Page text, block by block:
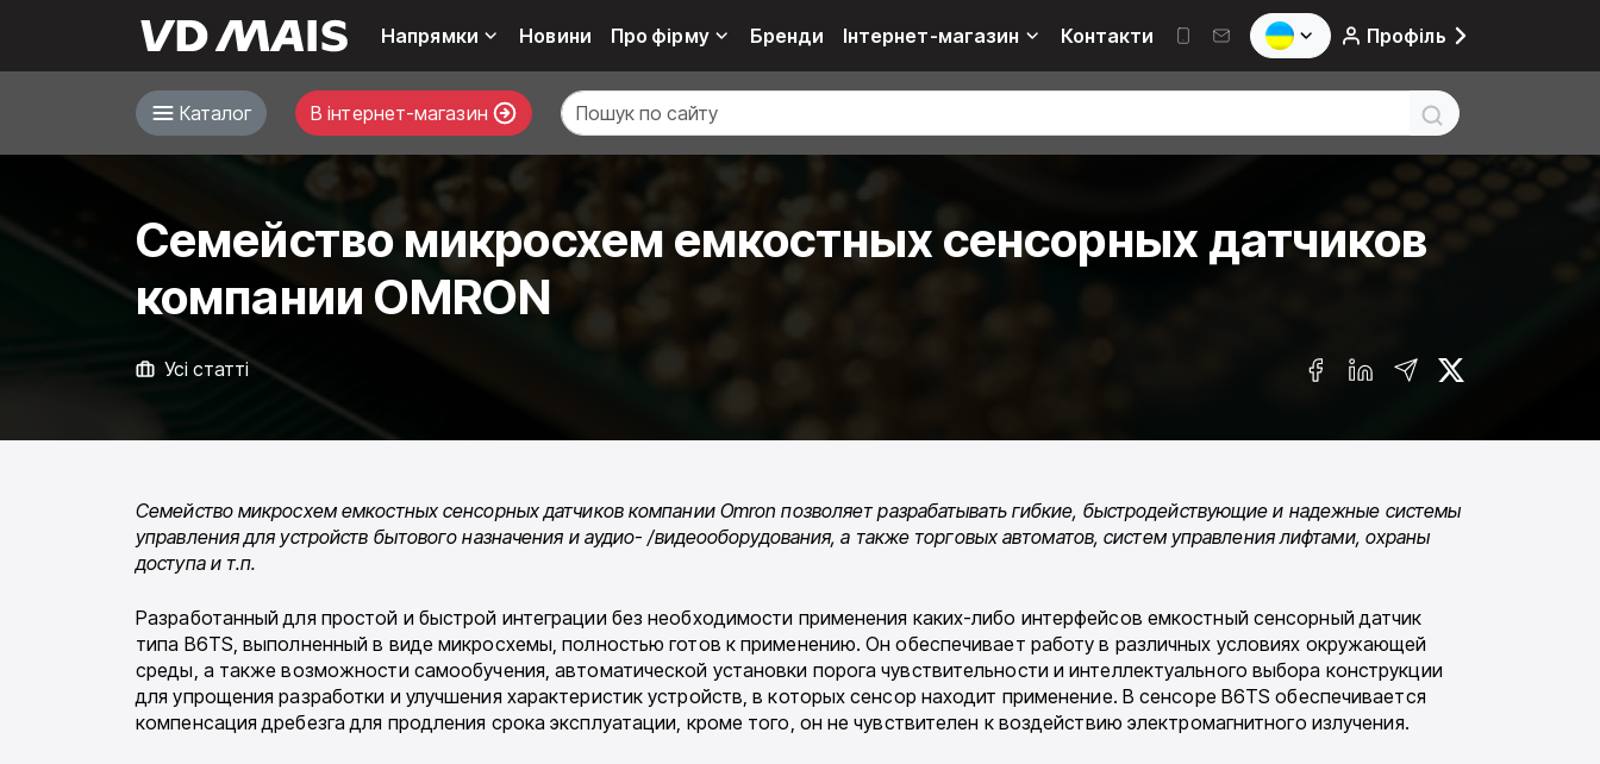
Напрямки Новини Про фірму Бренди Інтернет-магазин Контакти Профіль
Каталог В інтернет-магазин
Семейство микросхем емкостных сенсорных датчиков
компании OMRON
Усі статті
Семейство микросхем емко­стных сенсорных датчиков компа­нии Omron позволяет разрабатывать гибкие, быстродействующие и на­дежные системы
управления для уст­ройств бытового назначения и аудио- /видеооборудования, а также торго­вых автоматов, систем управления лифтами, охраны
доступа и т.п.
Разработанный для простой и быстрой интеграции без необходимости применения каких-либо интер­фейсов емкостный сенсорный датчик
типа B6TS, вы­полненный в виде микросхемы, полностью готов к применению. Он обеспечивает работу в различных условиях окружающей
среды, а также возможности самообучения, автоматической установки порога чувствительности и интеллектуального выбора конструкции
для упрощения разработки и улучшения характеристик устройств, в которых сенсор находит применение. В сенсоре B6TS обеспечивается
ком­пенсация дребезга для продления срока эксплуата­ции, кроме того, он не чувствителен к воздействию электромагнитного излучения.